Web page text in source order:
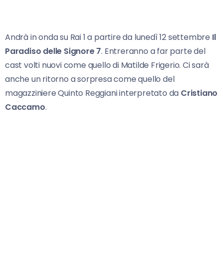
Andrà in onda su Rai 1 a partire da lunedì 12 settembre Il
Paradiso delle Signore 7. Entreranno a far parte del
cast volti nuovi come quello di Matilde Frigerio. Ci sarà
anche un ritorno a sorpresa come quello del
magazziniere Quinto Reggiani interpretato da Cristiano
Caccamo.